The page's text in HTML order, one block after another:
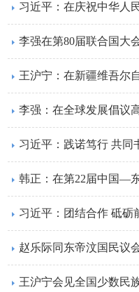
习近平：在庆祝中华人
李强在第80届联合国大
王沪宁：在新疆维吾尔
李强：在全球发展倡议
习近平：团结合作 砥
赵乐际同东帝汶国民议
王沪宁会见全国少数民